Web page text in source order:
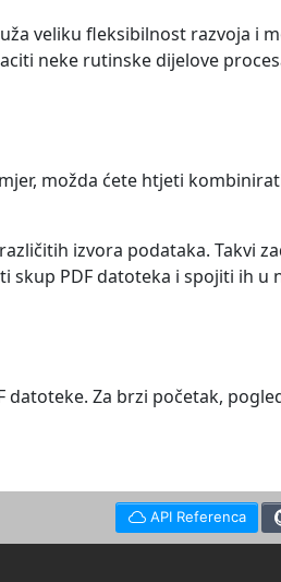
veliku fleksibilnost razvoja i
neke rutinske dijelove
možda ćete htjeti
izvora podataka. Takvi
PDF datoteka i spojiti ih u
datoteke. Za brzi početak,
API Referenca